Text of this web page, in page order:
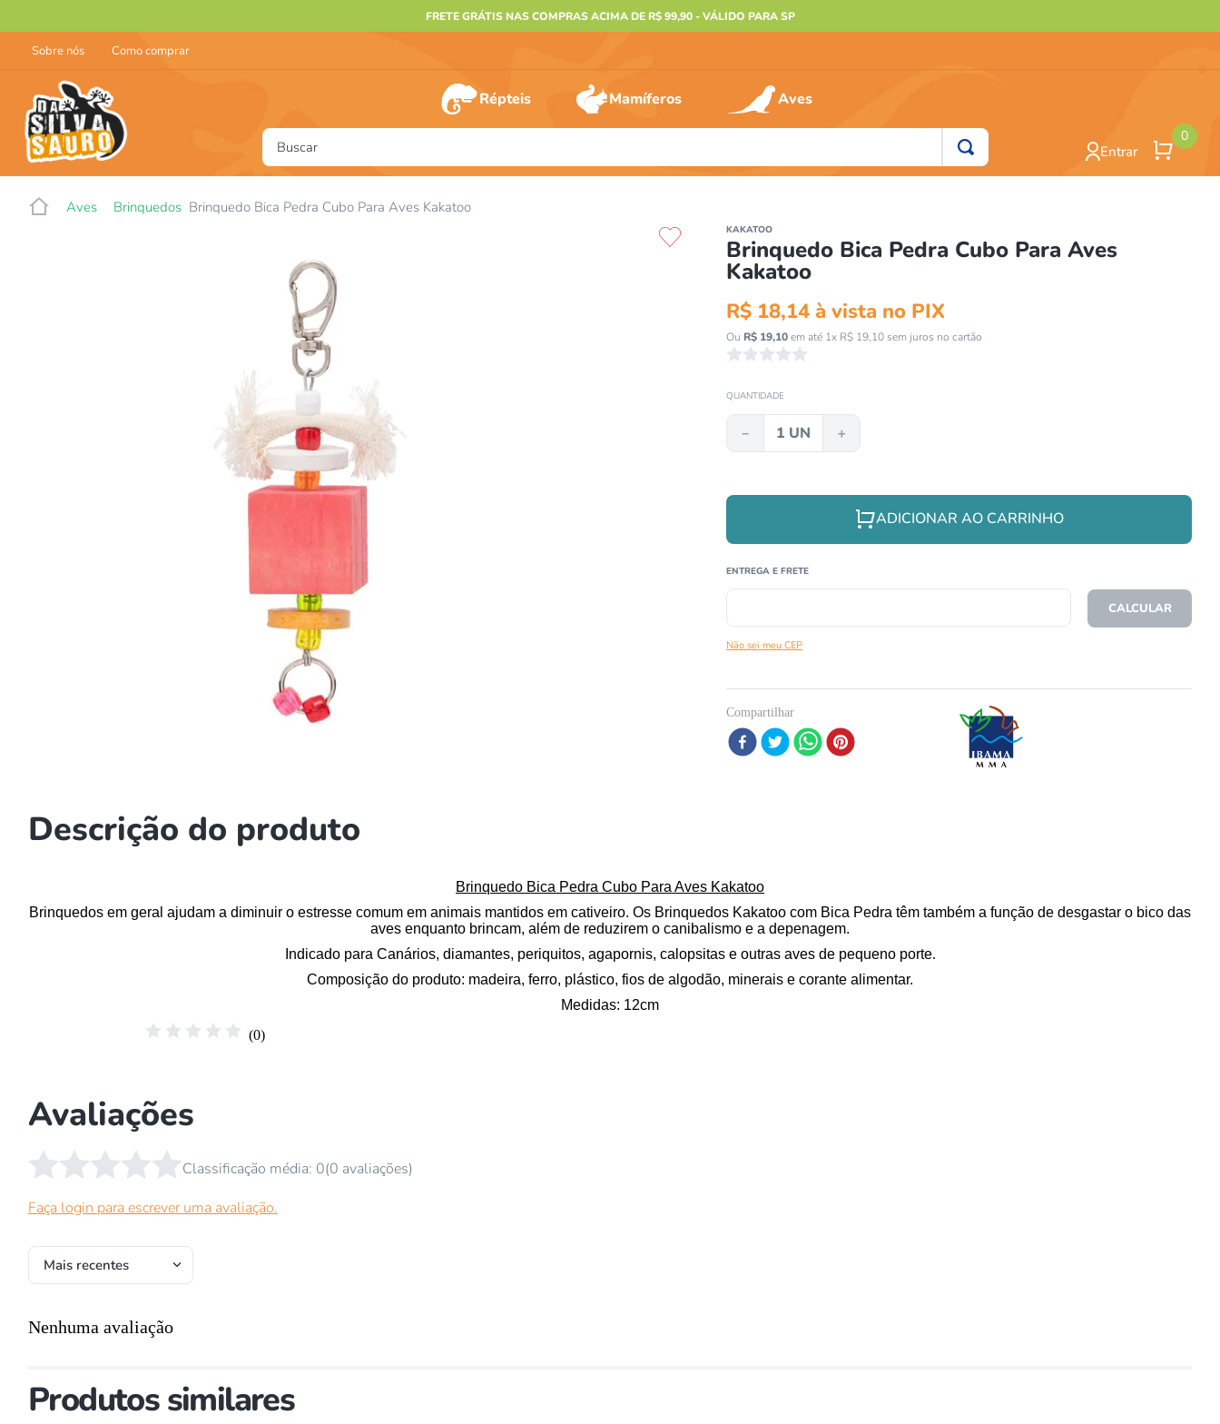
FRETE GRÁTIS NAS COMPRAS ACIMA DE R$ 99,90 - VÁLIDO PARA SP
Sobre nós Como comprar
Répteis Mamíferos Aves
Buscar
Entrar
0
Aves Brinquedos Brinquedo Bica Pedra Cubo Para Aves Kakatoo
KAKATOO
Brinquedo Bica Pedra Cubo Para Aves
Kakatoo
R$ 18,14 à vista no PIX
Ou R$ 19,10em até 1x R$ 19,10sem juros no cartão
☆☆☆☆☆
QUANTIDADE
＋
－
ADICIONAR AO CARRINHO
Não sei meu CEP
O FRETE
Compartilhar
Descrição do produto
Brinquedo Bica Pedra Cubo Para Aves Kakatoo
Brinquedos em geral ajudam a diminuir o estresse comum em animais mantidos em cativeiro. Os Brinquedos Kakatoo com Bica Pedra têm também a função de desgastar o bico das
aves enquanto brincam, além de reduzirem o canibalismo e a depenagem.
Indicado para Canários, diamantes, periquitos, agapornis, calopsitas e outras aves de pequeno porte.
Composição do produto: madeira, ferro, plástico, fios de algodão, minerais e corante alimentar.
Medidas: 12cm
☆ ☆ ☆ ☆ ☆ (0)
Avaliações
☆ ☆ ☆ ☆ ☆ Classificação média: 0(0 avaliações)
Faça login para escrever uma avaliação.
Mais recentes
Nenhuma avaliação
Produtos similares
1º
furão